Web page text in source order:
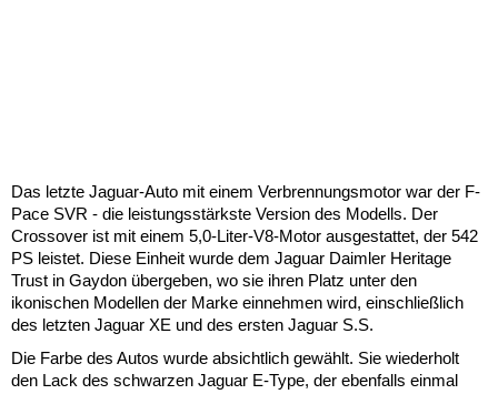
Das letzte Jaguar-Auto mit einem Verbrennungsmotor war der F-
Pace SVR - die leistungsstärkste Version des Modells. Der
Crossover ist mit einem 5,0-Liter-V8-Motor ausgestattet, der 542
PS leistet. Diese Einheit wurde dem Jaguar Daimler Heritage
Trust in Gaydon übergeben, wo sie ihren Platz unter den
ikonischen Modellen der Marke einnehmen wird, einschließlich
des letzten Jaguar XE und des ersten Jaguar S.S.
Die Farbe des Autos wurde absichtlich gewählt. Sie wiederholt
den Lack des schwarzen Jaguar E-Type, der ebenfalls einmal